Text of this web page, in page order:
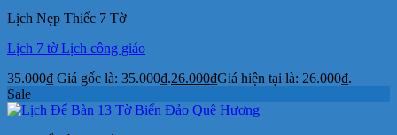
Lịch Nẹp Thiếc 7 Tờ
Lịch 7 tờ Lịch công giáo
35.000₫ Giá gốc là: 35.000₫.26.000₫Giá hiện tại là: 26.000₫.
Sale